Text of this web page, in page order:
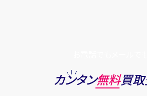
カンタン無料買